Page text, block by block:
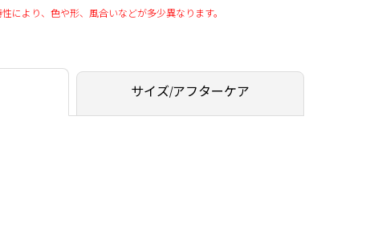
により、色や形、風合いなどが多少異なります。
サイズ/アフターケア